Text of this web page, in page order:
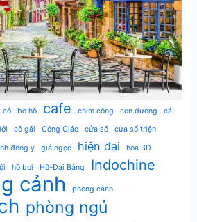
cỏ bờ hồ cafe chim công con đường
cá
cô gái Công Giáo cửa sổ cửa sổ triện
đông y giả ngọc hiện đại hoa 3D
hồ bơi Hổ-Đại Bàng Indochine
cảnh phòng cảnh
phòng ngủ